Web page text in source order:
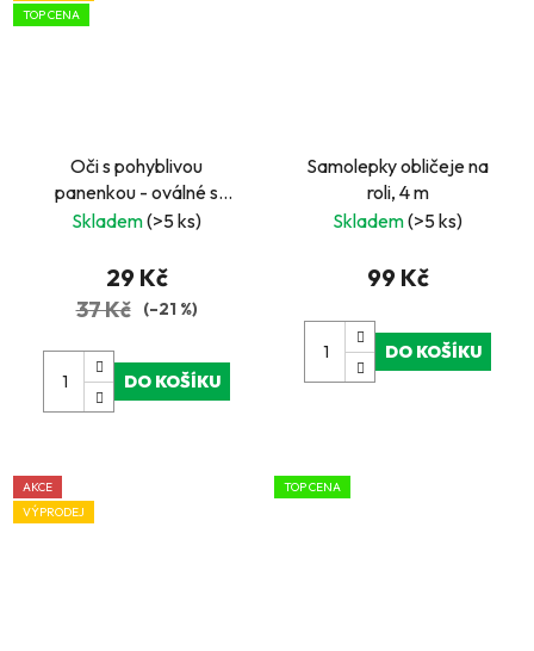
TOP CENA
Oči s pohyblivou
panenkou - oválné s
řasami, 40 ks, 16 mm
Skladem(>5 ks)
29 Kč
37 Kč (–21 %)
DO KOŠÍKU
Samolepky obličeje na
roli, 4 m
Skladem(>5 ks)
99 Kč
DO KOŠÍKU
AKCE
VÝPRODEJ
TOP CENA